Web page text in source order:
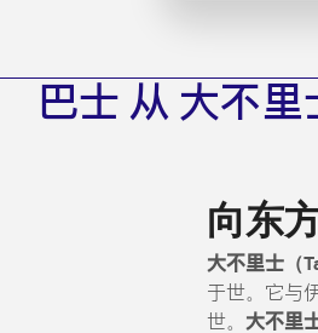
巴士 从 大不
向东
大不里士（
于世。它与
世。 大不里